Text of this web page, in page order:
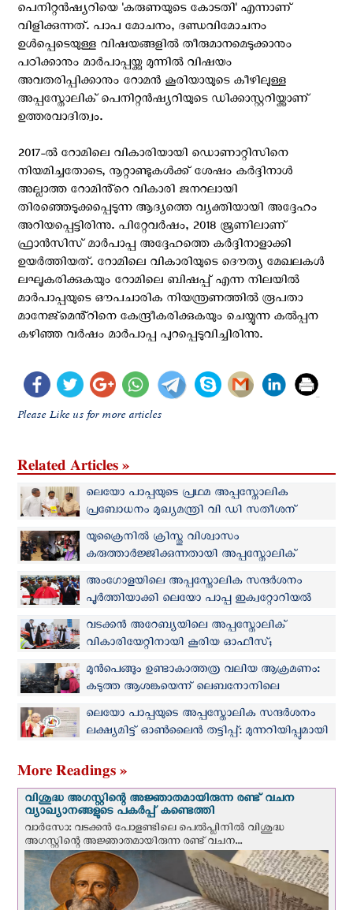
പെനിറ്റൻഷ്യറിയെ 'കരുണയുടെ കോടതി' എന്നാണ്
വിളിക്കുന്നത്. പാപ മോചനം, ദണ്ഡവിമോചനം
ഉള്‍പ്പെടെയുള്ള വിഷയങ്ങളില്‍ തീരുമാനമെടുക്കാനും
പഠിക്കാനും മാര്‍പാപ്പയ്ക്കു മുന്നില്‍ വിഷയം
അവതരിപ്പിക്കാനും റോമന്‍ കൂരിയായുടെ കീഴിലുള്ള
അപ്പസ്തോലിക് പെനിറ്റൻഷ്യറിയുടെ ഡിക്കാസ്റ്ററിയ്ക്കാണ്
ഉത്തരവാദിത്വം.
2017-ൽ റോമിലെ വികാരിയായി ഡൊണാറ്റിസിനെ
നിയമിച്ചതോടെ, നൂറ്റാണ്ടുകൾക്ക് ശേഷം കർദ്ദിനാൾ
അല്ലാത്ത റോമിൻ്റെ വികാരി ജനറലായി
തിരഞ്ഞെടുക്കപ്പെടുന്ന ആദ്യത്തെ വ്യക്തിയായി അദ്ദേഹം
അറിയപ്പെട്ടിരിന്നു. പിറ്റേവര്‍ഷം, 2018 ജൂണിലാണ്
ഫ്രാൻസിസ് മാർപാപ്പ അദ്ദേഹത്തെ കർദ്ദിനാളാക്കി
ഉയര്‍ത്തിയത്. റോമിലെ വികാരിയുടെ ദൌത്യ മേഖലകള്‍
ലഘൂകരിക്കുകയും റോമിലെ ബിഷപ്പ് എന്ന നിലയിൽ
മാർപാപ്പയുടെ ഔപചാരിക നിയന്ത്രണത്തിൽ രൂപതാ
മാനേജ്മെൻ്റിനെ കേന്ദ്രീകരിക്കുകയും ചെയ്യുന്ന കൽപ്പന
കഴിഞ്ഞ വർഷം മാർപാപ്പ പുറപ്പെടുവിച്ചിരിന്നു.
Please Like us for more articles
Related Articles »
ലെയോ പാപ്പയുടെ പ്രഥമ അപ്പസ്തോലിക
പ്രബോധനം മുഖ്യമന്ത്രി വി ഡി സതീശന്
സമ്മാനിച്ച് സിസിബിഐ
യുക്രൈനിൽ ക്രിസ്തു വിശ്വാസം
കരുത്താർജ്ജിക്കുന്നതായി അപ്പസ്തോലിക്
ന്യൂണ്‍ഷോയുടെ വെളിപ്പെടുത്തല്‍
അംഗോളയിലെ അപ്പസ്തോലിക സന്ദര്‍ശനം
പൂര്‍ത്തിയാക്കി ലെയോ പാപ്പ ഇക്വറ്റോറിയൽ
ഗിനിയില്‍
വടക്കൻ അറേബ്യയിലെ അപ്പസ്തോലിക്
വികാരിയേറ്റിനായി കൂരിയ ഓഫീസ്;
തറക്കല്ലിടൽ നടത്തി
മുൻപെങ്ങും ഉണ്ടാകാത്തത്ര വലിയ ആക്രമണം:
കടുത്ത ആശങ്കയെന്ന് ലെബനോനിലെ
അപ്പസ്തോലിക് ന്യൂൺഷ്യോ
ലെയോ പാപ്പയുടെ അപ്പസ്തോലിക സന്ദർശനം
ലക്ഷ്യമിട്ട് ഓണ്‍ലൈന്‍ തട്ടിപ്പ്: മുന്നറിയിപ്പുമായി
More Readings »
വിശുദ്ധ അഗസ്റ്റിന്റെ അജ്ഞാതമായിരുന്ന രണ്ട് വചന
വ്യാഖ്യാനങ്ങളുടെ പകര്‍പ്പ് കണ്ടെത്തി
വാര്‍സോ: വടക്കൻ പോളണ്ടിലെ പെൽപ്ലിനില്‍ വിശുദ്ധ
അഗസ്റ്റിന്റെ അജ്ഞാതമായിരുന്ന രണ്ട് വചന...